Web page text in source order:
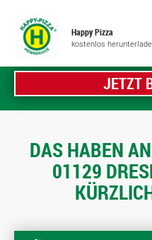
Happy Pizza
kostenlos
JETZT
DAS HABEN
01129